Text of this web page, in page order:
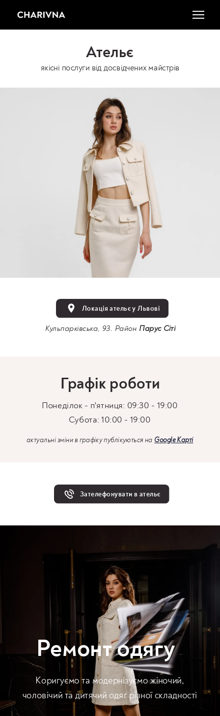
Ательє
якісні послуги від досвідчених майстрів
Кульпарківська, 93. Район Парус Сіті
Локація ательє у Львові
актуальні зміни в графіку публікуються на Google Карті
Понеділок - п'ятниця: 09:30 - 19:00
Субота: 10:00 - 19:00
Графік роботи
Зателефонувати в ательє
Коригуємо та модернізуємо жіночий,
чоловічий та дитячий одяг різної складності
Ремонт одягу